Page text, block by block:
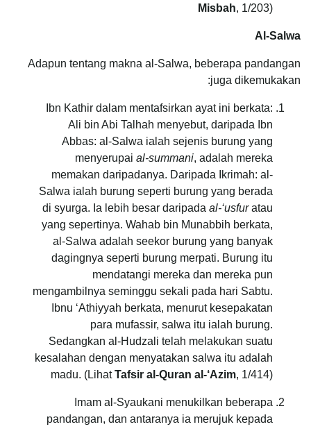
Misbah, 1/203)
Al-Salwa
Adapun tentang makna al-Salwa, beberapa pandangan
juga dikemukakan:
Ibn Kathir dalam mentafsirkan ayat ini berkata:
Ali bin Abi Talhah menyebut, daripada Ibn
Abbas: al-Salwa ialah sejenis burung yang
menyerupai al-summani, adalah mereka
memakan daripadanya. Daripada Ikrimah: al-
Salwa ialah burung seperti burung yang berada
di syurga. Ia lebih besar daripada al-‘usfuratau
yang sepertinya. Wahab bin Munabbih berkata,
al-Salwa adalah seekor burung yang banyak
dagingnya seperti burung merpati. Burung itu
mendatangi mereka dan mereka pun
mengambilnya seminggu sekali pada hari Sabtu.
Ibnu ‘Athiyyah berkata, menurut kesepakatan
para mufassir, salwa itu ialah burung.
Sedangkan al-Hudzali telah melakukan suatu
kesalahan dengan menyatakan salwa itu adalah
madu. (LihatTafsir al-Quran al-‘Azim, 1/414)
Imam al-Syaukani menukilkan beberapa
pandangan, dan antaranya ia merujuk kepada